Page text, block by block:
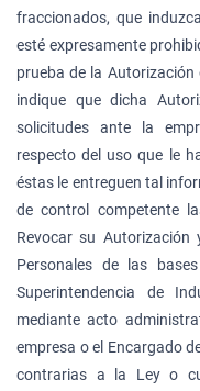
fraccionados, que
esté expresamente
prueba de la
indique que dicha
solicitudes ante la
respecto del uso que le
éstas le entreguen tal
de control competente
Revocar su
Personales de las
Superintendencia de
mediante acto
empresa o el Encargado
contrarias a la Ley o